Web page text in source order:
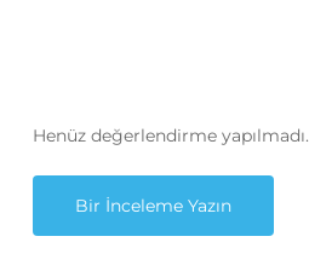
Henüz değerlendirme yapılmadı.
Bir İnceleme Yazın